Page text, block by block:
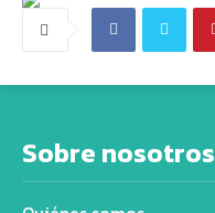
Sobre nosotros